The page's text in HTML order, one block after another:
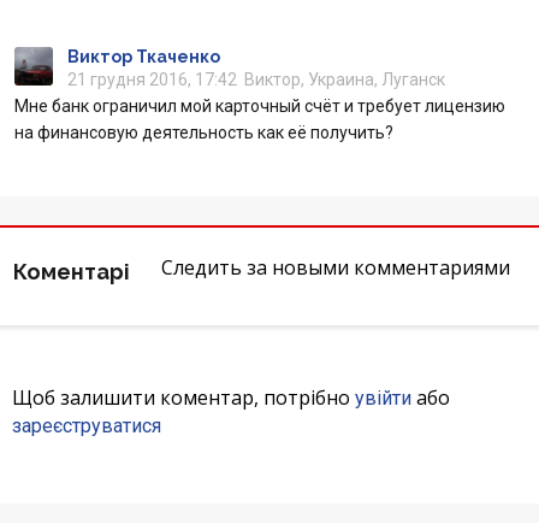
Банк у новинах
Курс валют у банку
Відділення і банкомати
Виктор Ткаченко
21 грудня 2016, 17:42 Виктор, Украина, Луганск
Мне банк ограничил мой карточный счёт и требует лицензию
на финансовую деятельность как её получить?
Следить за новыми комментариями
Коментарі
Щоб залишити коментар, потрібно увійти або
зареєструватися